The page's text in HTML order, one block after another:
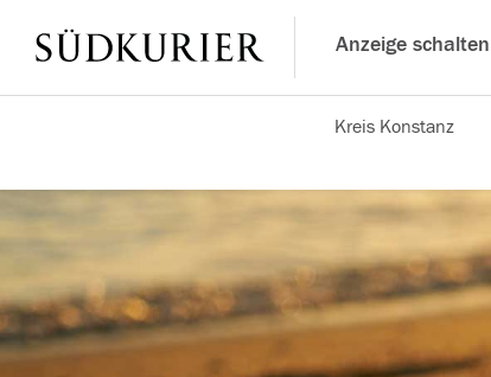
Anzeige schalten
Kreis Konstanz